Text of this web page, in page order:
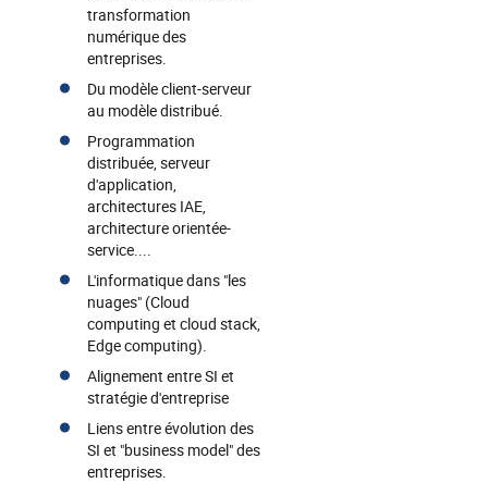
transformation
numérique des
entreprises.
Du modèle client-serveur
au modèle distribué.
Programmation
distribuée, serveur
d'application,
architectures IAE,
architecture orientée-
service....
L'informatique dans "les
nuages" (Cloud
computing et cloud stack,
Edge computing).
Alignement entre SI et
stratégie d'entreprise
Liens entre évolution des
SI et "business model" des
entreprises.